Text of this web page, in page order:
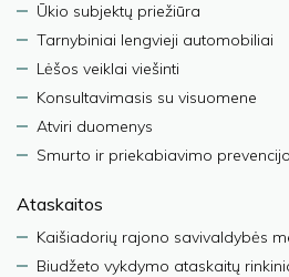
Ūkio subjektų priežiūra
Tarnybiniai lengvieji automobiliai
Lėšos veiklai viešinti
Konsultavimasis su visuomene
Atviri duomenys
Smurto ir priekabiavimo
Ataskaitos
Kaišiadorių rajono savivaldybės
Biudžeto vykdymo ataskaitų